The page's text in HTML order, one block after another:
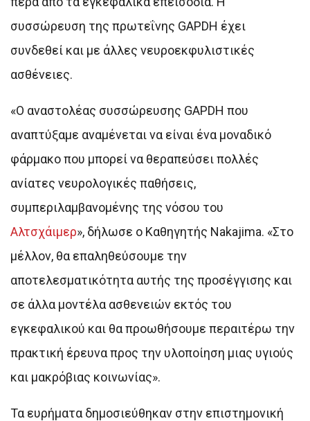
συσσώρευση της πρωτεΐνης GAPDH έχει
συνδεθεί και με άλλες νευροεκφυλιστικές
ασθένειες.
«Ο αναστολέας συσσώρευσης GAPDH που
αναπτύξαμε αναμένεται να είναι ένα μοναδικό
φάρμακο που μπορεί να θεραπεύσει πολλές
ανίατες νευρολογικές παθήσεις,
συμπεριλαμβανομένης της νόσου του
Αλτσχάιμερ», δήλωσε ο Καθηγητής Nakajima. «Στο
μέλλον, θα επαληθεύσουμε την
αποτελεσματικότητα αυτής της προσέγγισης και
σε άλλα μοντέλα ασθενειών εκτός του
εγκεφαλικού και θα προωθήσουμε περαιτέρω την
πρακτική έρευνα προς την υλοποίηση μιας υγιούς
και μακρόβιας κοινωνίας».
Τα ευρήματα δημοσιεύθηκαν στην επιστημονική